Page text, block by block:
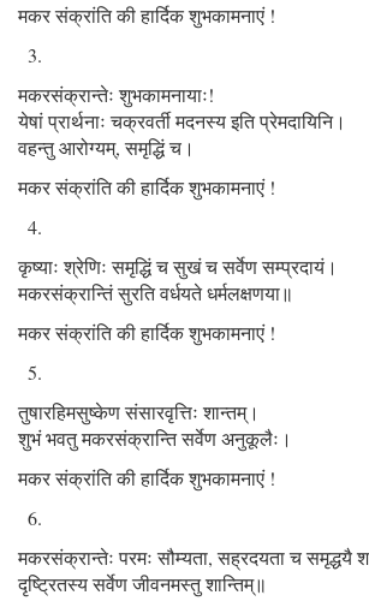
मकर संक्रांति की हार्दिक शुभकामनाएं !
मकरसंक्रान्तेः शुभकामनायाः!
येषां प्रार्थनाः चक्रवर्ती मदनस्य इति प्रेमदायिनि।
वहन्तु आरोग्यम्, समृद्धिं च।
मकर संक्रांति की हार्दिक शुभकामनाएं !
कृष्याः श्रेणिः समृद्धिं च सुखं च सर्वेण सम्प्रदायं।
मकरसंक्रान्तिं सुरति वर्धयते धर्मलक्षणया॥
मकर संक्रांति की हार्दिक शुभकामनाएं !
तुषारहिमसुष्केण संसारवृत्तिः शान्तम्।
शुभं भवतु मकरसंक्रान्ति सर्वेण अनुकूलैः।
मकर संक्रांति की हार्दिक शुभकामनाएं !
मकरसंक्रान्तेः परमः सौम्यता, सह्रदयता च समृद्धयै
दृष्ट्रितस्य सर्वेण जीवनमस्तु शान्तिम्॥